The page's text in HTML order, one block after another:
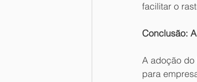
facilitar o
Conclusão:
A adoção do
para